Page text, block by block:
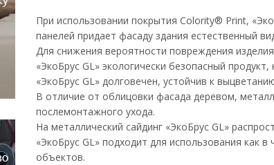
При использовании покрытия Colority® Print,
панелей придает фасаду здания естественный
Для снижения вероятности повреждения
«ЭкоБрус GL» экологически безопасный
«ЭкоБрус GL» долговечен, устойчив к
В отличие от облицовки фасада деревом,
послемонтажного ухода.
На металлический сайдинг «ЭкоБрус GL»
«ЭкоБрус GL» подходит для использования
объектов.